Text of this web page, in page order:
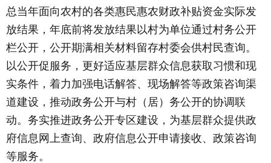
总当年面向农村的各类惠民惠农财政补贴资金实际发
放结果，年底前将发放结果以村为单位通过村务公开
栏公开，公开期满相关材料留存村委会供村民查询。
以公开促服务，更好适应基层群众信息获取习惯和现
实条件，着力加强电话解答、现场解答等政策咨询渠
道建设，推动政务公开与村（居）务公开的协调联
动。务实推进政务公开专区建设，为基层群众提供政
府信息网上查询、政府信息公开申请接收、政策咨询
等服务。